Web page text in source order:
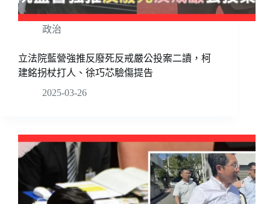
政治
立法院藍營強推反廢死反戒嚴公投案二讀，柯
建銘拐杖打人、徐巧芯驗傷提告
2025-03-26